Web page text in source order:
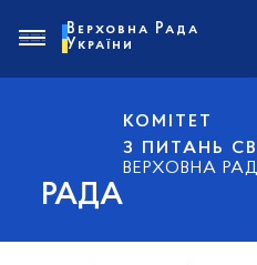
РАДА
КОМІТЕТ
З ПИТАНЬ
ВЕРХОВНА
Верховна Рада
України